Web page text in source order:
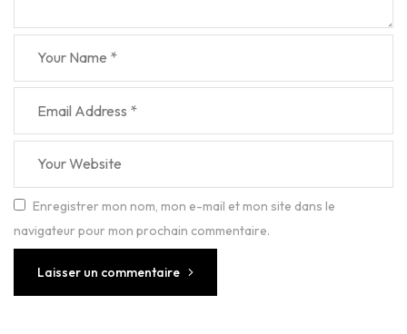
Enregistrer mon nom, mon e-mail et mon site dans le
navigateur pour mon prochain commentaire.
Laisser un commentaire